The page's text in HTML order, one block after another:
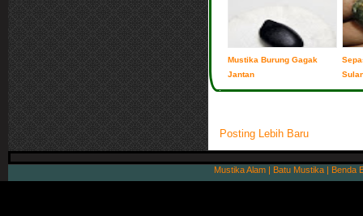
Mustika Burung Gagak
Jantan
Posting Lebih Baru
Mustika Alam | Batu Mustika | Benda